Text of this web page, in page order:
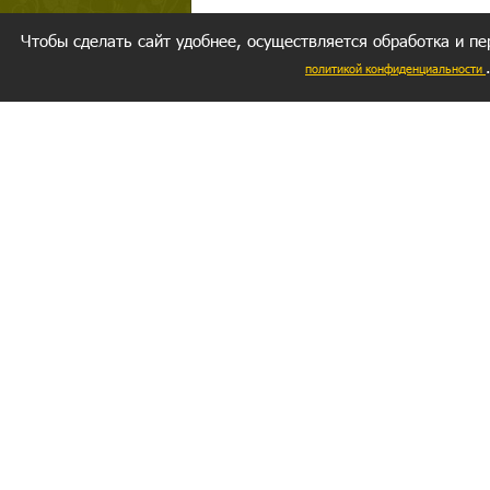
Чтобы сделать сайт удобнее, осуществляется обработка и
политикой конфиденциальности